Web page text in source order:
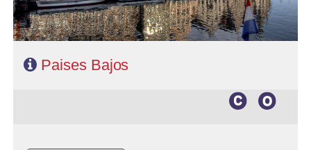
OPINIONES
CONTACTO
Paises Bajos